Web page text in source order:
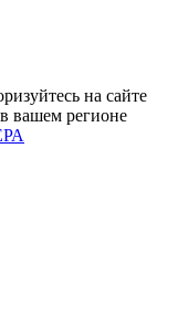
на сайте
вашем регионе